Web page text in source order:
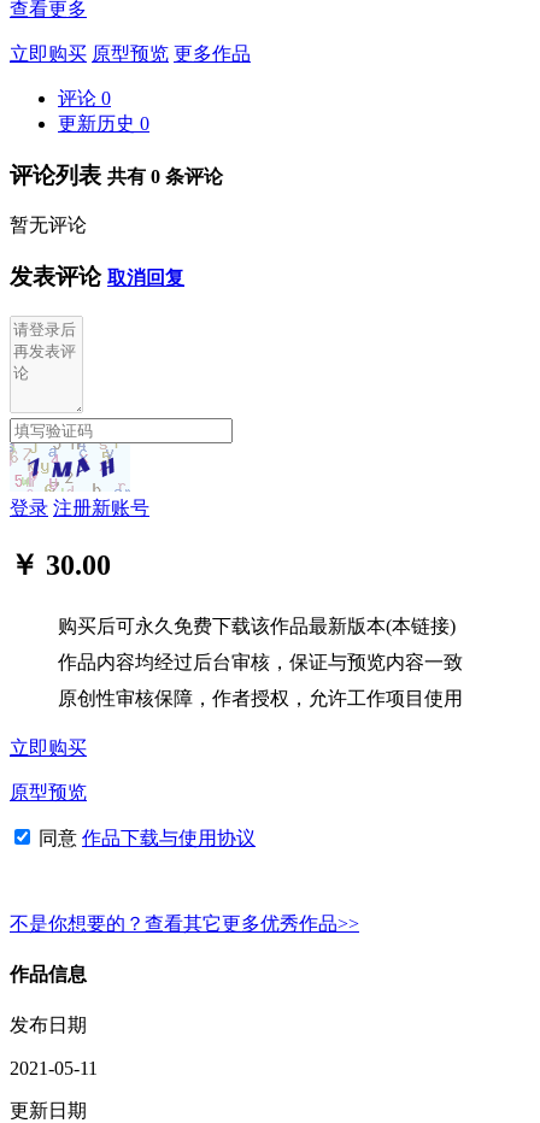
查看更多
立即购买 原型预览 更多作品
评论 0
更新历史 0
评论列表 共有 0 条评论
暂无评论
发表评论 取消回复
登录 注册新账号
￥ 30.00
购买后可永久免费下载该作品最新版本(本链接)
作品内容均经过后台审核，保证与预览内容一致
原创性审核保障，作者授权，允许工作项目使用
立即购买
原型预览
同意 作品下载与使用协议
不是你想要的？查看其它更多优秀作品>>
作品信息
发布日期
2021-05-11
更新日期